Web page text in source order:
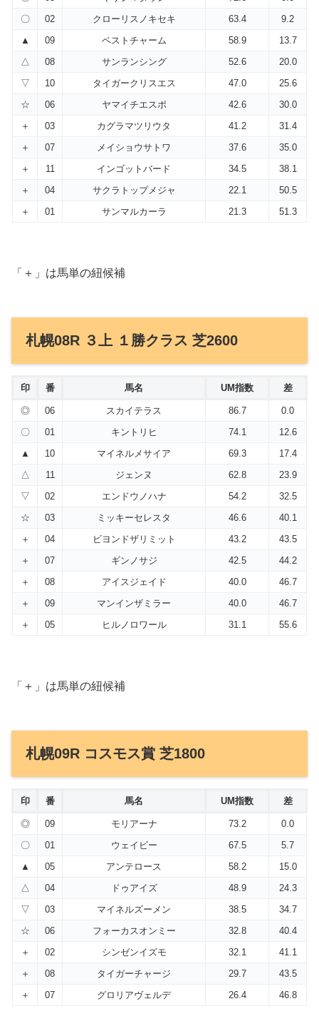
〇
02 クローリスノキセキ 63.4
9.2
▲
09 ベストチャーム 58.9
13.7
△
08 サンランシング 52.6
20.0
▽
10 タイガークリスエス 47.0
25.6
☆
06 ヤマイチエスポ 42.6
30.0
＋
03 カグラマツリウタ 41.2
31.4
＋
07 メイショウサトワ 37.6
35.0
＋
11 インゴットバード 34.5
38.1
＋
04 サクラトップメジャ 22.1
50.5
＋
01 サンマルカーラ 21.3 51.3
「＋」は馬単の紐候補
札幌08R ３上 １勝クラス 芝2600
印 番 馬名 UM指数 差
◎ 06 スカイテラス 86.7
0.0
〇
01 キントリヒ 74.1
12.6
▲
10 マイネルメサイア 69.3
17.4
△
11 ジェンヌ 62.8
23.9
▽
02 エンドウノハナ 54.2
32.5
☆
03 ミッキーセレスタ 46.6
40.1
＋
04 ビヨンドザリミット 43.2
43.5
＋
07 ギンノサジ 42.5
44.2
＋
08 アイスジェイド 40.0
46.7
＋
09 マンインザミラー 40.0
46.7
＋
05 ヒルノロワール 31.1 55.6
「＋」は馬単の紐候補
札幌09R コスモス賞 芝1800
印 番 馬名 UM指数 差
◎ 09 モリアーナ 73.2
0.0
〇
01 ウェイビー 67.5
5.7
▲
05 アンテロース 58.2
15.0
△
04 ドゥアイズ 48.9
24.3
▽
03 マイネルズーメン 38.5
34.7
☆
06 フォーカスオンミー 32.8
40.4
＋
02 シンゼンイズモ 32.1
41.1
＋
08 タイガーチャージ 29.7
43.5
＋
07 グロリアヴェルデ 26.4 46.8